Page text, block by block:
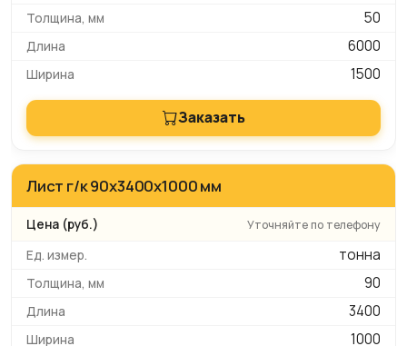
50
6000
1500
Заказать
Лист г/к 90х3400х1000 мм
Уточняйте по телефону
тонна
90
3400
1000